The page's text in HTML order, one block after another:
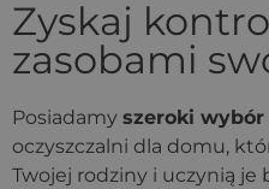
Zyskaj
zasobami
Posiadamy szeroki
oczyszczalni dla domu,
Twojej rodziny i uczynią